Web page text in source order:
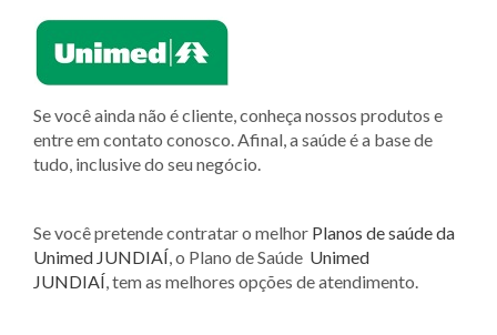
Se você ainda não é cliente, conheça nossos produtos e
entre em contato conosco. Afinal, a saúde é a base de
tudo, inclusive do seu negócio.
Se você pretende contratar o melhor Planos de saúde da
Unimed JUNDIAÍ, o Plano de Saúde Unimed
JUNDIAÍ, tem as melhores opções de atendimento.